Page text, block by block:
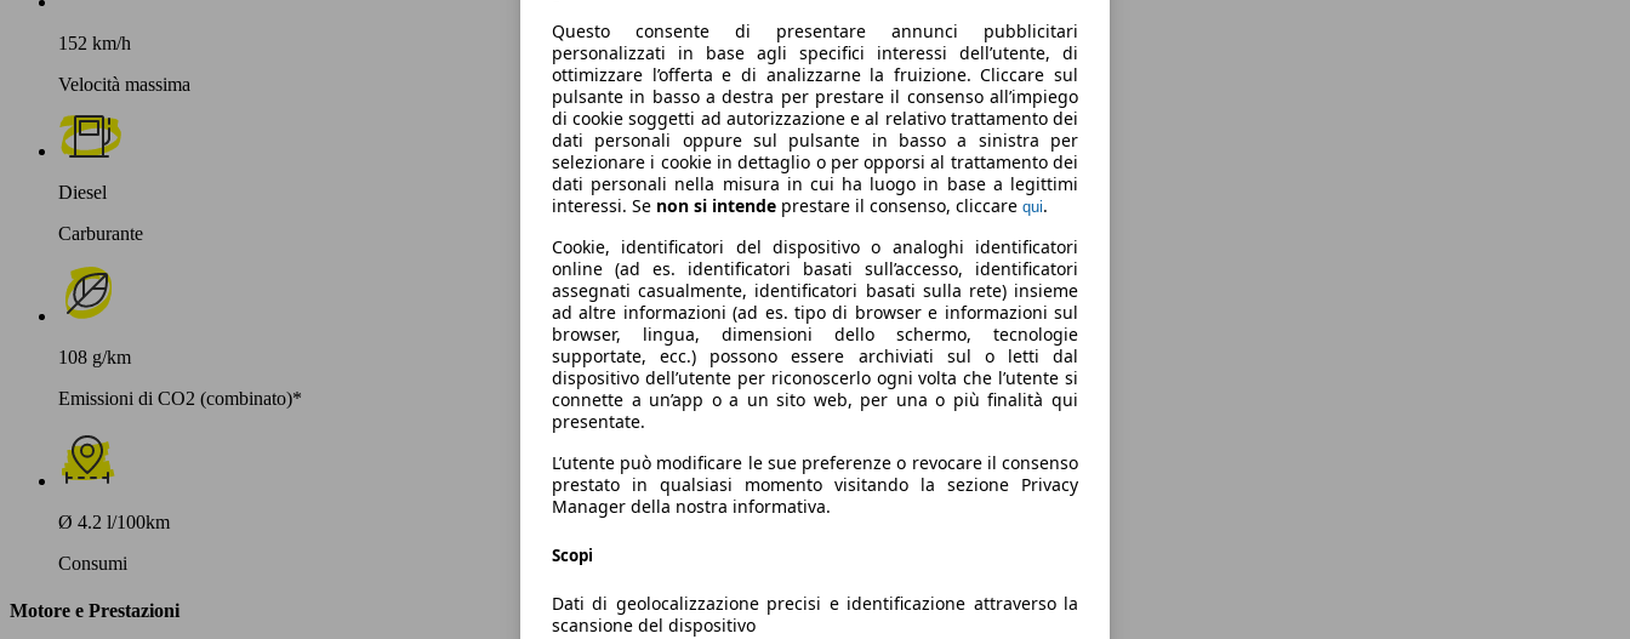
152 km/h
Velocità massima
Diesel
Carburante
108 g/km
Emissioni di CO2 (combinato)*
Ø 4.2 l/100km
Consumi
Motore e Prestazioni
Questo consente di presentare annunci pubblicitari
personalizzati in base agli specifici interessi dell’utente, di
ottimizzare l’offerta e di analizzarne la fruizione. Cliccare sul
pulsante in basso a destra per prestare il consenso all’impiego
di cookie soggetti ad autorizzazione e al relativo trattamento dei
dati personali oppure sul pulsante in basso a sinistra per
selezionare i cookie in dettaglio o per opporsi al trattamento dei
dati personali nella misura in cui ha luogo in base a legittimi
interessi. Se non si intende prestare il consenso, cliccare qui.
Cookie, identificatori del dispositivo o analoghi identificatori
online (ad es. identificatori basati sull’accesso, identificatori
assegnati casualmente, identificatori basati sulla rete) insieme
ad altre informazioni (ad es. tipo di browser e informazioni sul
browser, lingua, dimensioni dello schermo, tecnologie
supportate, ecc.) possono essere archiviati sul o letti dal
dispositivo dell’utente per riconoscerlo ogni volta che l’utente si
connette a un’app o a un sito web, per una o più finalità qui
presentate.
L’utente può modificare le sue preferenze o revocare il consenso
prestato in qualsiasi momento visitando la sezione Privacy
Manager della nostra informativa.
Scopi
Dati di geolocalizzazione precisi e identificazione attraverso la
scansione del dispositivo